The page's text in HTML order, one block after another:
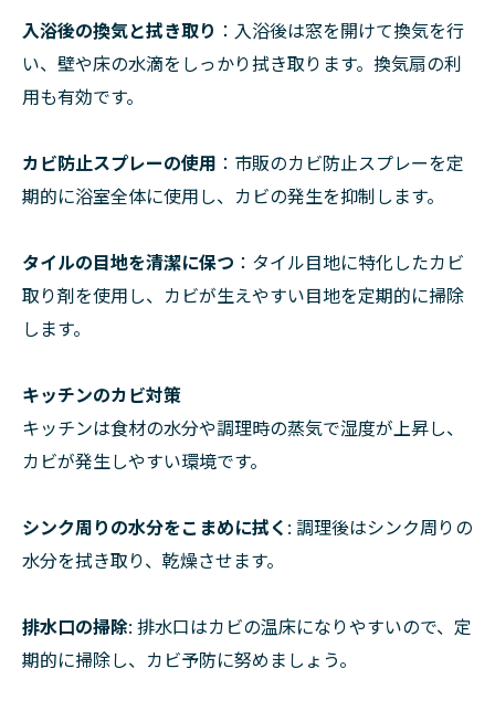
入浴後の換気と拭き取り ：入浴後は窓を開けて換気を行
い、壁や床の水滴をしっかり拭き取ります。換気扇の利
用も有効です。
カビ防止スプレーの使用 ：市販のカビ防止スプレーを定
期的に浴室全体に使用し、カビの発生を抑制します。
タイルの目地を清潔に保つ ：タイル目地に特化したカビ
取り剤を使用し、カビが生えやすい目地を定期的に掃除
します。
キッチンのカビ対策
キッチンは食材の水分や調理時の蒸気で湿度が上昇し、
カビが発生しやすい環境です。
シンク周りの水分をこまめに拭く : 調理後はシンク周りの
水分を拭き取り、乾燥させます。
排水口の掃除: 排水口はカビの温床になりやすいので、定
期的に掃除し、カビ予防に努めましょう。